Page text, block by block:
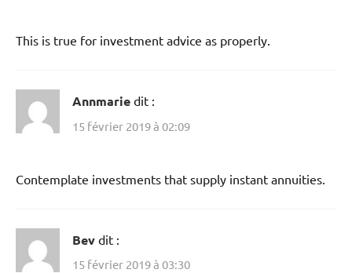
This is true for investment advice as properly.
Annmarie dit :
15 février 2019 à 02:09
Contemplate investments that supply instant annuities.
Bev dit :
15 février 2019 à 03:30